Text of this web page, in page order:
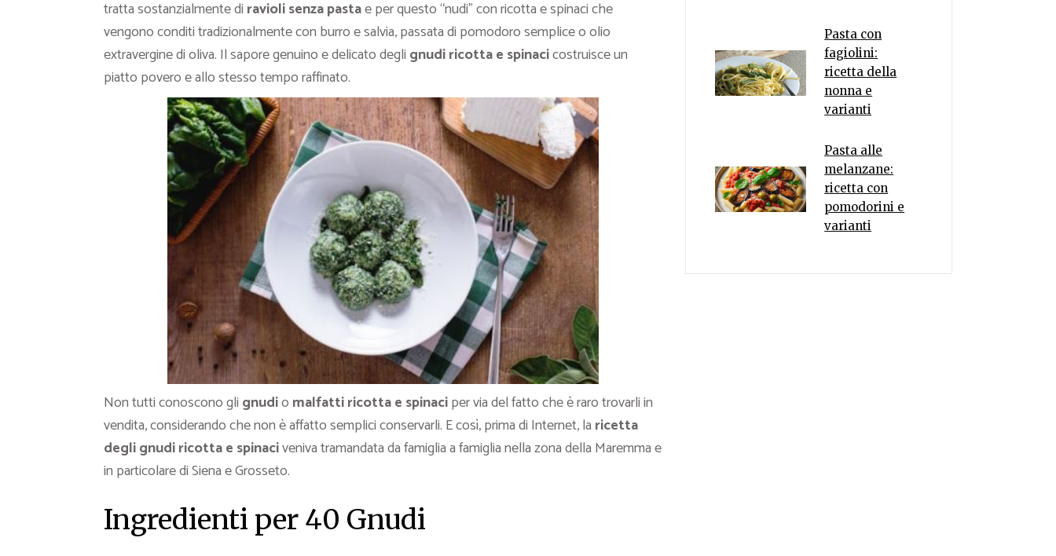
tratta sostanzialmente di ravioli senza pastae per questo “nudi” con ricotta e spinaci che
vengono conditi tradizionalmente con burro e salvia, passata di pomodoro semplice o olio
extravergine di oliva. Il sapore genuino e delicato degli gnudi ricotta e spinacicostruisce un
piatto povero e allo stesso tempo raffinato.
Non tutti conoscono gli gnudio malfatti ricotta e spinaciper via del fatto che è raro trovarli in
vendita, considerando che non è affatto semplici conservarli. E così, prima di Internet, la ricetta
degli gnudi ricotta e spinaciveniva tramandata da famiglia a famiglia nella zona della Maremma e
in particolare di Siena e Grosseto.
Ingredienti per 40 Gnudi
Pasta con
fagiolini:
ricetta della
nonna e
varianti
Pasta alle
melanzane:
ricetta con
pomodorini e
varianti